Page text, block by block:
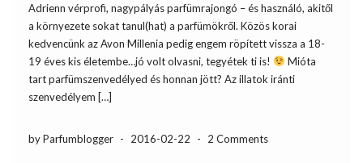
Adrienn vérprofi, nagypályás parfümrajongó – és használó, akitől
a környezete sokat tanul(hat) a parfümökről. Közös korai
kedvencünk az Avon Millenia pedig engem röpített vissza a 18-
19 éves kis életembe…jó volt olvasni, tegyétek ti is!
Mióta
tart parfümszenvedélyed és honnan jött? Az illatok iránti
szenvedélyem […]
by Parfumblogger - 2016-02-22 - 2 Comments